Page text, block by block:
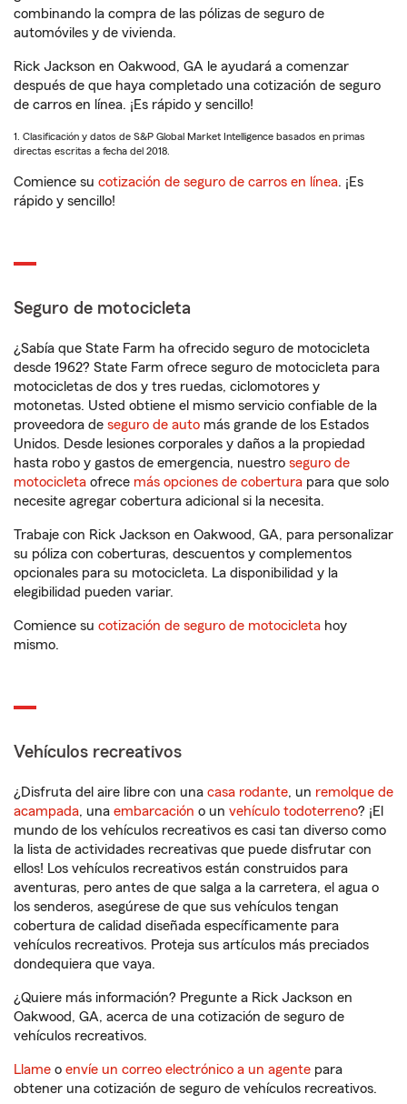
combinando la compra de las pólizas de seguro de
automóviles y de vivienda.
Rick Jackson en Oakwood, GA le ayudará a comenzar
después de que haya completado una cotización de seguro
de carros en línea. ¡Es rápido y sencillo!
1. Clasificación y datos de S&P Global Market Intelligence basados en primas
directas escritas a fecha del 2018.
Comience su cotización de seguro de carros en línea. ¡Es
rápido y sencillo!
Seguro de motocicleta
¿Sabía que State Farm ha ofrecido seguro de motocicleta
desde 1962? State Farm ofrece seguro de motocicleta para
motocicletas de dos y tres ruedas, ciclomotores y
motonetas. Usted obtiene el mismo servicio confiable de la
proveedora de seguro de auto más grande de los Estados
Unidos. Desde lesiones corporales y daños a la propiedad
hasta robo y gastos de emergencia, nuestro seguro de
motocicleta ofrece más opciones de cobertura para que solo
necesite agregar cobertura adicional si la necesita.
Trabaje con Rick Jackson en Oakwood, GA, para personalizar
su póliza con coberturas, descuentos y complementos
opcionales para su motocicleta. La disponibilidad y la
elegibilidad pueden variar.
Comience su cotización de seguro de motocicleta hoy
mismo.
Vehículos recreativos
¿Disfruta del aire libre con una casa rodante, un remolque de
acampada, una embarcación o un vehículo todoterreno? ¡El
mundo de los vehículos recreativos es casi tan diverso como
la lista de actividades recreativas que puede disfrutar con
ellos! Los vehículos recreativos están construidos para
aventuras, pero antes de que salga a la carretera, el agua o
los senderos, asegúrese de que sus vehículos tengan
cobertura de calidad diseñada específicamente para
vehículos recreativos. Proteja sus artículos más preciados
dondequiera que vaya.
¿Quiere más información? Pregunte a Rick Jackson en
Oakwood, GA, acerca de una cotización de seguro de
vehículos recreativos.
Llame o envíe un correo electrónico a un agente para
obtener una cotización de seguro de vehículos recreativos.